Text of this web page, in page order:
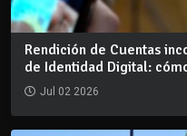
Rendición de Cuentas
de Identidad Digital:
Jul 02 2026